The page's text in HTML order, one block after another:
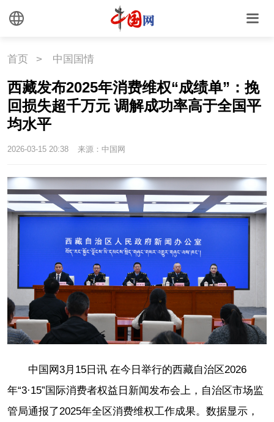
首页 > 中国国情
西藏发布2025年消费维权“成绩单”：挽
回损失超千万元 调解成功率高于全国平
均水平
2026-03-15 20:38 来源：中国网
中国网3月15日讯 在今日举行的西藏自治区2026
年“3·15”国际消费者权益日新闻发布会上，自治区市场监
管局通报了2025年全区消费维权工作成果。数据显示，